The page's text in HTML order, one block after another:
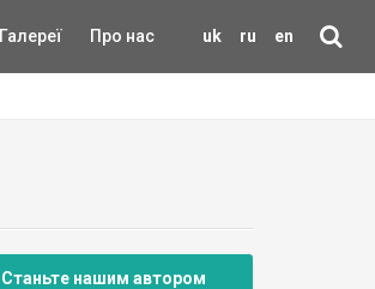
uk ru en
Галереї Про нас
Станьте нашим автором